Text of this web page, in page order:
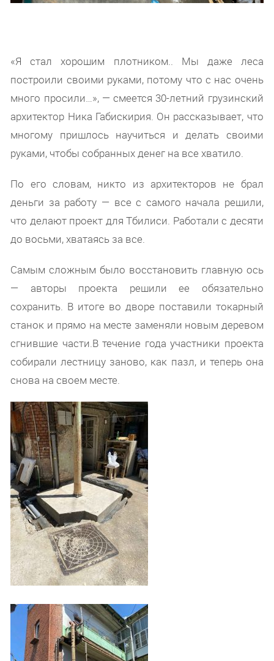
«Я стал хорошим плотником.. Мы даже леса
построили своими руками, потому что с нас очень
много просили…», — смеется 30-летний грузинский
архитектор Ника Габискирия. Он рассказывает, что
многому пришлось научиться и делать своими
руками, чтобы собранных денег на все хватило.
По его словам, никто из архитекторов не брал
деньги за работу — все с самого начала решили,
что делают проект для Тбилиси. Работали с десяти
до восьми, хватаясь за все.
Самым сложным было восстановить главную ось
— авторы проекта решили ее обязательно
сохранить. В итоге во дворе поставили токарный
станок и прямо на месте заменяли новым деревом
сгнившие части.В течение года участники проекта
собирали лестницу заново, как пазл, и теперь она
снова на своем месте.